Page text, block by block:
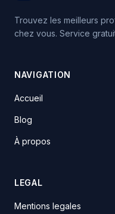
Trouvez les meilleurs
chez vous. Service
NAVIGATION
Accueil
Blog
À propos
LEGAL
Mentions legales